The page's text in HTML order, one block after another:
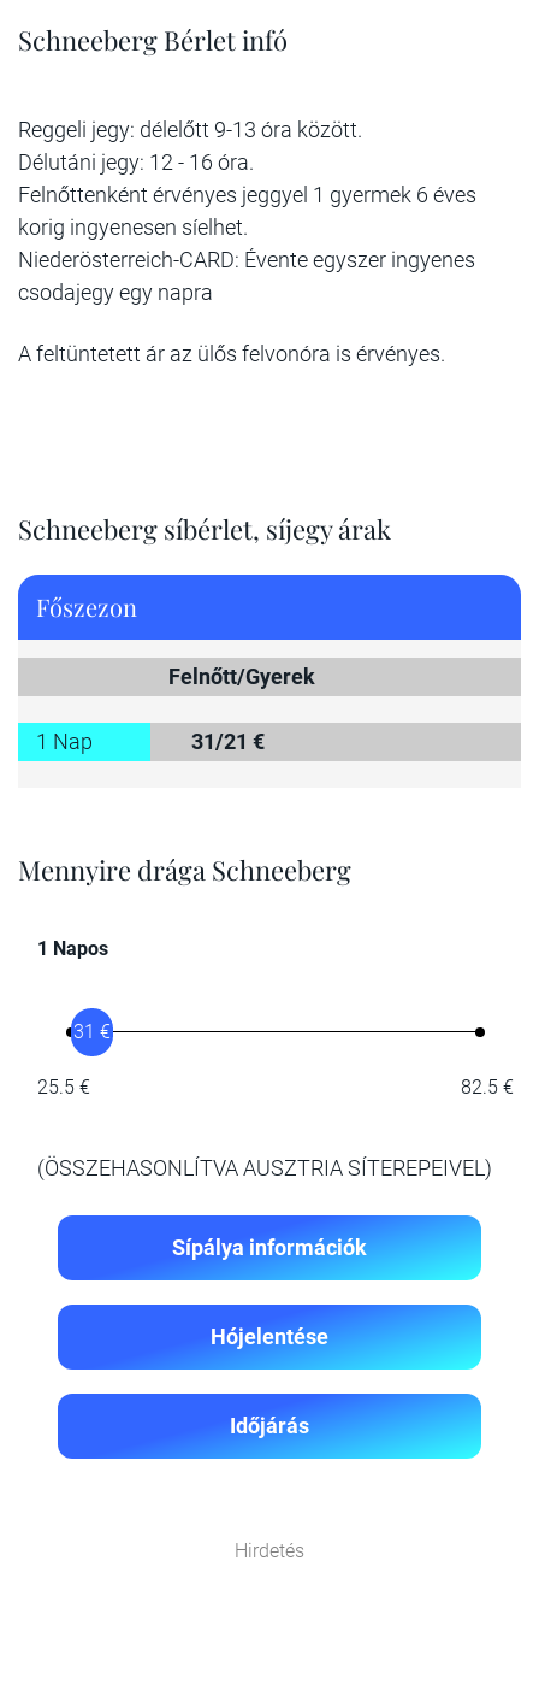
Schneeberg Bérlet infó
Reggeli jegy: délelőtt 9-13 óra között.
Délutáni jegy: 12 - 16 óra.
Felnőttenként érvényes jeggyel 1 gyermek 6 éves
korig ingyenesen síelhet.
Niederösterreich-CARD: Évente egyszer ingyenes
csodajegy egy napra
A feltüntetett ár az ülős felvonóra is érvényes.
Schneeberg síbérlet, síjegy árak
Főszezon
Felnőtt/Gyerek
1 Nap 31/21 €
Mennyire drága Schneeberg
1 Napos
25.5 €
31 €
82.5 €
(ÖSSZEHASONLÍTVA AUSZTRIA SÍTEREPEIVEL)
Sípálya információk
Hójelentése
Időjárás
Hirdetés